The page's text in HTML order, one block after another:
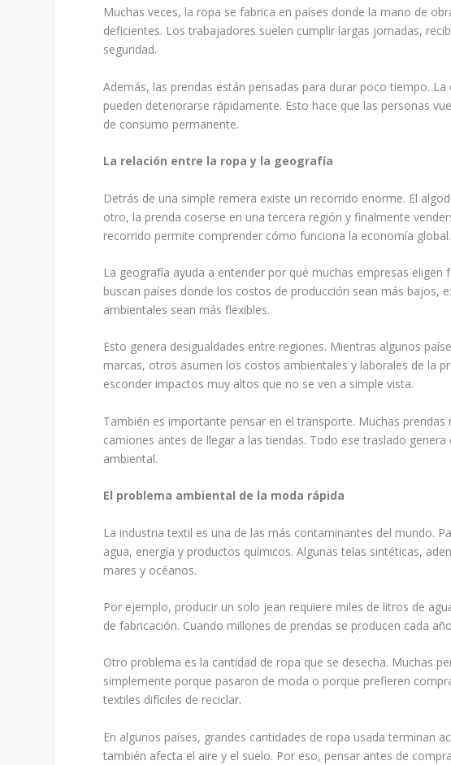
Muchas veces, la ropa se fabrica en países donde la mano de
deficientes. Los trabajadores suelen cumplir largas jornadas,
seguridad.
Además, las prendas están pensadas para durar poco tiempo.
pueden deteriorarse rápidamente. Esto hace que las personas
de consumo permanente.
La relación entre la ropa y la geografía
Detrás de una simple remera existe un recorrido enorme. El
otro, la prenda coserse en una tercera región y finalmente
recorrido permite comprender cómo funciona la economía global.
La geografía ayuda a entender por qué muchas empresas
buscan países donde los costos de producción sean más bajos,
ambientales sean más flexibles.
Esto genera desigualdades entre regiones. Mientras algunos
marcas, otros asumen los costos ambientales y laborales de la
esconder impactos muy altos que no se ven a simple vista.
También es importante pensar en el transporte. Muchas
camiones antes de llegar a las tiendas. Todo ese traslado
ambiental.
El problema ambiental de la moda rápida
La industria textil es una de las más contaminantes del mundo.
agua, energía y productos químicos. Algunas telas sintéticas,
mares y océanos.
Por ejemplo, producir un solo jean requiere miles de litros de
de fabricación. Cuando millones de prendas se producen cada
Otro problema es la cantidad de ropa que se desecha. Muchas
simplemente porque pasaron de moda o porque prefieren
textiles difíciles de reciclar.
En algunos países, grandes cantidades de ropa usada terminan
también afecta el aire y el suelo. Por eso, pensar antes de